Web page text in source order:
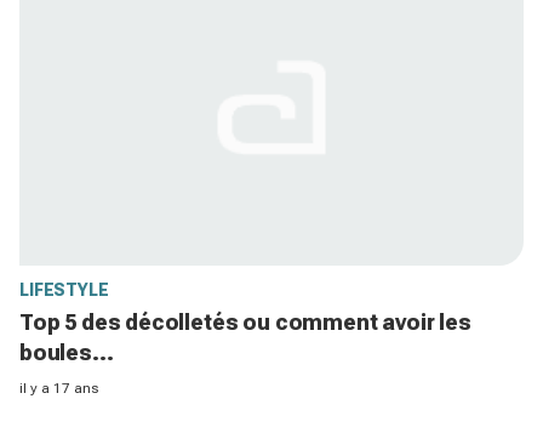
LIFESTYLE
Top 5 des décolletés ou comment avoir les
boules...
il y a 17 ans